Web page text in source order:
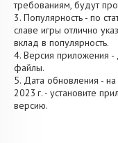
требованиям, будут
3. Популярность - по
cлаве игры отлично
вклад в популярность.
4. Версия приложения
файлы.
5. Дата обновления -
2023 г. - установите
версию.